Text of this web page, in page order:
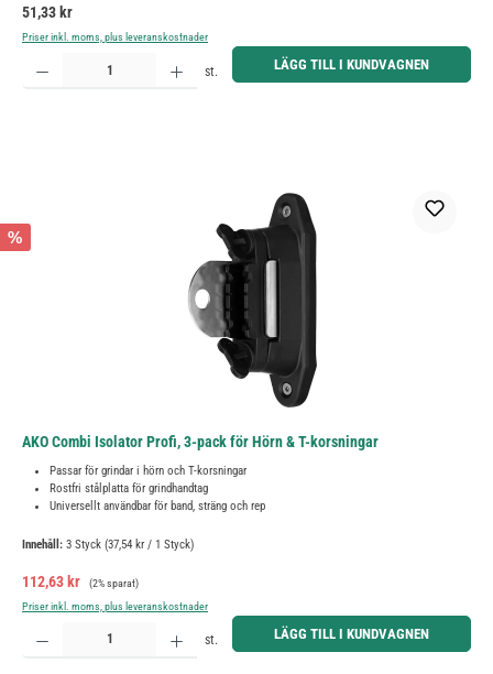
Ordinarie pris:
51,33 kr
Priser inkl. moms, plus leveranskostnader
Produktkvantitet: Ange önskat belopp eller använd knapparna för att öka eller minska kvantiteten.
st. LÄGG TILL I KUNDVAGNEN
%
AKO Combi Isolator Profi, 3-pack för Hörn & T-korsningar
Passar för grindar i hörn och T-korsningar
Rostfri stålplatta för grindhandtag
Universellt användbar för band, sträng och rep
Innehåll: 3 Styck (37,54 kr / 1 Styck)
Försäljningspris:
112,63 kr Ordinarie pris:
(2% sparat)
Priser inkl. moms, plus leveranskostnader
Produktkvantitet: Ange önskat belopp eller använd knapparna för att öka eller minska kvantiteten.
st. LÄGG TILL I KUNDVAGNEN